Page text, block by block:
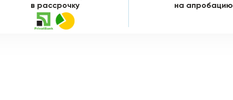
в рассрочку
на апробацию